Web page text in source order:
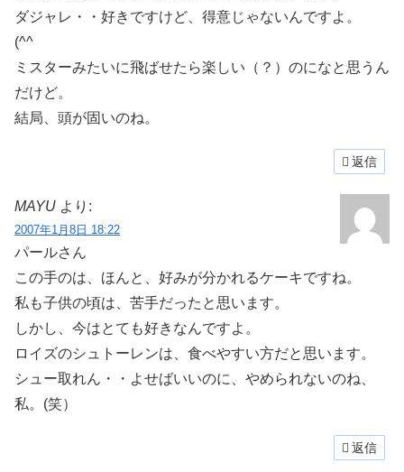
ダジャレ・・好きですけど、得意じゃないんですよ。
(^^ゞ
ミスターみたいに飛ばせたら楽しい（？）のになと思うん
だけど。
結局、頭が固いのね。
返信
MAYU より:
2007年1月8日 18:22
パールさん
この手のは、ほんと、好みが分かれるケーキですね。
私も子供の頃は、苦手だったと思います。
しかし、今はとても好きなんですよ。
ロイズのシュトーレンは、食べやすい方だと思います。
シュー取れん・・よせばいいのに、やめられないのね、
私。(笑）
返信